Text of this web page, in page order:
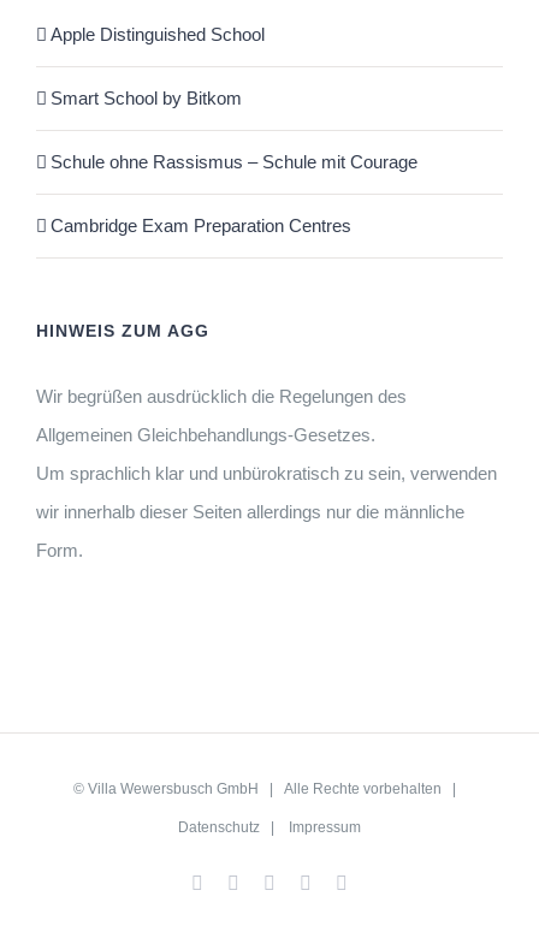
Apple Distinguished School
Smart School by Bitkom
Schule ohne Rassismus – Schule mit Courage
Cambridge Exam Preparation Centres
HINWEIS ZUM AGG
Wir begrüßen ausdrücklich die Regelungen des
Allgemeinen Gleichbehandlungs-Gesetzes.
Um sprachlich klar und unbürokratisch zu sein, verwenden
wir innerhalb dieser Seiten allerdings nur die männliche
Form.
© Villa Wewersbusch GmbH | Alle Rechte vorbehalten |
Datenschutz Impressum
FacebookInstagram YouTube